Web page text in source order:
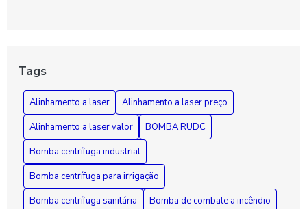
Funcionamento e Manutenção Fundamental
Como Diagnosticar e Reparar Bombas d'Água com Segurança
e Eficiência
Tags
Alinhamento a laser
Alinhamento a laser preço
Alinhamento a laser valor
BOMBA RUDC
Bomba centrífuga industrial
Bomba centrífuga para irrigação
Bomba centrífuga sanitária
Bomba de combate a incêndio